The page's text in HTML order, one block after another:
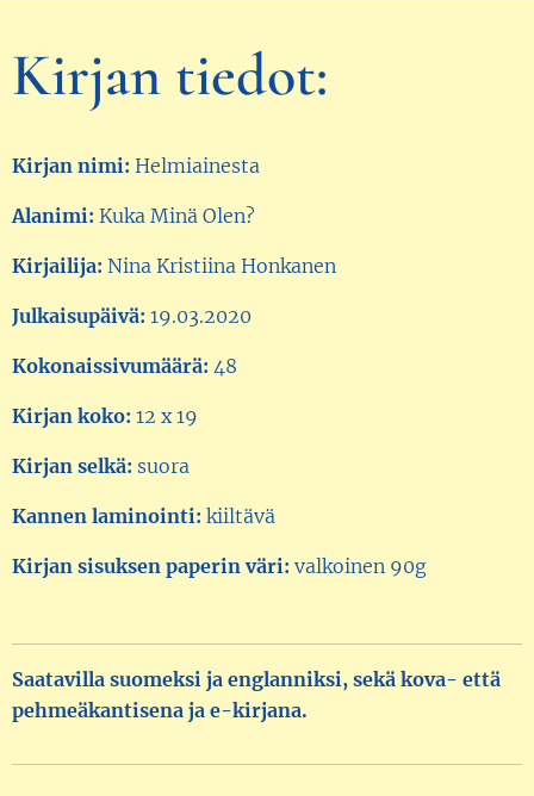
Kirjan tiedot:
Kirjan nimi: Helmiainesta
Alanimi: Kuka Minä Olen?
Kirjailija: Nina Kristiina Honkanen
Julkaisupäivä: 19.03.2020
Kokonaissivumäärä: 48
Kirjan koko: 12 x 19
Kirjan selkä: suora
Kannen laminointi: kiiltävä
Kirjan sisuksen paperin väri: valkoinen 90g
Saatavilla suomeksi ja englanniksi, sekä kova- että
pehmeäkantisena ja e-kirjana.